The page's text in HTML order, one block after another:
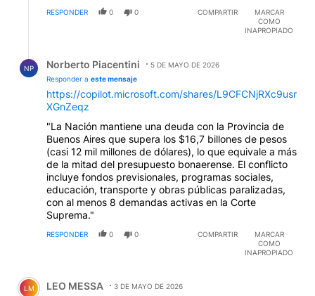
RESPONDER 0 0 COMPARTIR
MARCAR
COMO
INAPROPIADO
NP Norberto Piacentini
5 DE MAYO DE 2026
Responder a este mensaje
https://copilot.microsoft.com/shares/L9CFCNjRXc9usr
XGnZeqz
"La Nación mantiene una deuda con la Provincia de
Buenos Aires que supera los $16,7 billones de pesos
(casi 12 mil millones de dólares), lo que equivale a más
de la mitad del presupuesto bonaerense. El conflicto
incluye fondos previsionales, programas sociales,
educación, transporte y obras públicas paralizadas,
con al menos 8 demandas activas en la Corte
Suprema."
RESPONDER 0 0 COMPARTIR
MARCAR
COMO
INAPROPIADO
Comentario de LEO MESSA.
LM LEO MESSA 3 DE MAYO DE 2026